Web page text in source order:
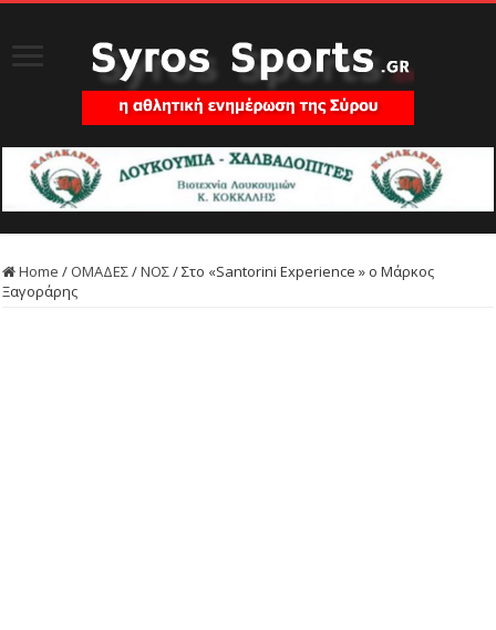
Home / ΟΜΑΔΕΣ/ΝΟΣ/Στο «Santorini Experience » ο Μάρκος
Ξαγοράρης